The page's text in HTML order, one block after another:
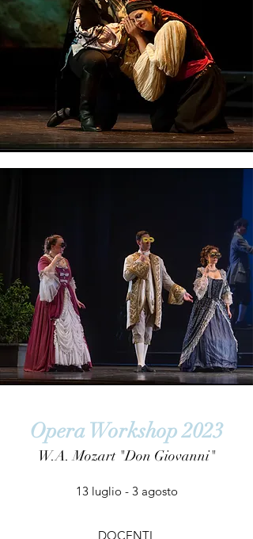
Opera Workshop 2023
W.A. Mozart "Don Giovanni"
13 luglio - 3 agosto
DOCENTI